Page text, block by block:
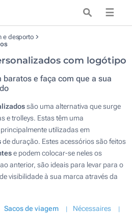
☰
e desporto
com logótipo
e faça com que a sua
são uma alternativa que surge
e trolleys. Estas têm uma
utilizadas em
de duração. Estes acessórios são feitos
e podem colocar-se neles os
anterior, são ideais para levar para o
visibilidade à sua marca através da
Sacos de viagem
Nécessaires